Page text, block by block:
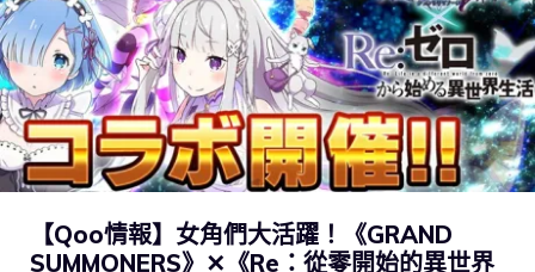
【Qoo情報】女角們大活躍！《GRAND
SUMMONERS》✕《Re：從零開始的異世界